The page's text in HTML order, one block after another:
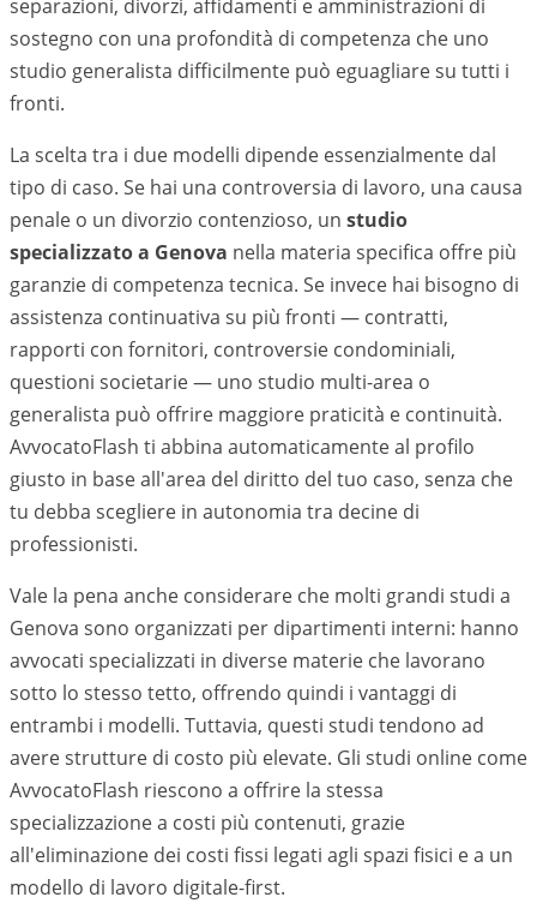
separazioni, divorzi, affidamenti e amministrazioni di
sostegno con una profondità di competenza che uno
studio generalista difficilmente può eguagliare su tutti i
fronti.
La scelta tra i due modelli dipende essenzialmente dal
tipo di caso. Se hai una controversia di lavoro, una causa
penale o un divorzio contenzioso, un studio
specializzato a Genova nella materia specifica offre più
garanzie di competenza tecnica. Se invece hai bisogno di
assistenza continuativa su più fronti — contratti,
rapporti con fornitori, controversie condominiali,
questioni societarie — uno studio multi-area o
generalista può offrire maggiore praticità e continuità.
AvvocatoFlash ti abbina automaticamente al profilo
giusto in base all'area del diritto del tuo caso, senza che
tu debba scegliere in autonomia tra decine di
professionisti.
Vale la pena anche considerare che molti grandi studi a
Genova sono organizzati per dipartimenti interni: hanno
avvocati specializzati in diverse materie che lavorano
sotto lo stesso tetto, offrendo quindi i vantaggi di
entrambi i modelli. Tuttavia, questi studi tendono ad
avere strutture di costo più elevate. Gli studi online come
AvvocatoFlash riescono a offrire la stessa
specializzazione a costi più contenuti, grazie
all'eliminazione dei costi fissi legati agli spazi fisici e a un
modello di lavoro digitale-first.